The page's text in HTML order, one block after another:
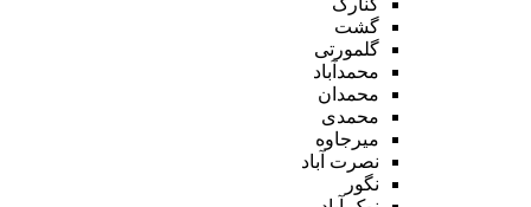
گشت
گلمورتی
محمدآباد
محمدان
محمدی
میرجاوه
نصرت آباد
نگور